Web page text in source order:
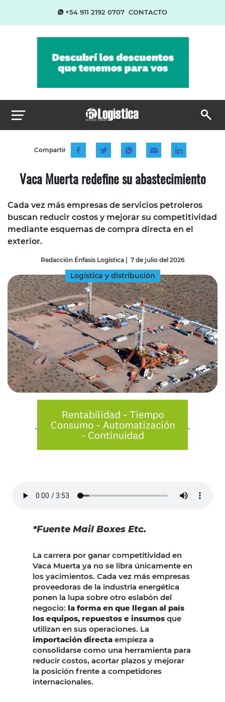
+54 911 2192 0707 CONTACTO
Compartir
Vaca Muerta redefine su abastecimiento
Cada vez más empresas de servicios petroleros
buscan reducir costos y mejorar su competitividad
mediante esquemas de compra directa en el
exterior.
Redacción Énfasis Logística| 7 de julio del 2026
Logística y distribución
*Fuente Mail Boxes Etc.
La carrera por ganar competitividad en
Vaca Muerta ya no se libra únicamente en
los yacimientos. Cada vez más empresas
proveedoras de la industria energética
ponen la lupa sobre otro eslabón del
negocio: la forma en que llegan al país
los equipos, repuestos e insumos que
utilizan en sus operaciones. La
importación directa empieza a
consolidarse como una herramienta para
reducir costos, acortar plazos y mejorar
la posición frente a competidores
internacionales.